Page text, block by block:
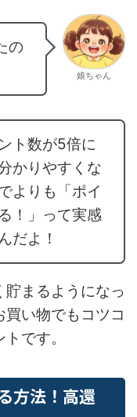
の
娘ちゃん
ト数が5倍に
かりやすくな
よりも「ポイ
！」って実感
だよ！
まるようになっ
い物でもコツコ
です。
方法！高還